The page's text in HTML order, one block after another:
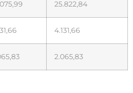
25.822,84
4.131,66
2.065,83